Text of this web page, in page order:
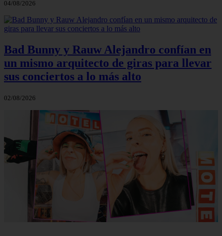
04/08/2026
Bad Bunny y Rauw Alejandro confían en
un mismo arquitecto de giras para llevar
sus conciertos a lo más alto
02/08/2026